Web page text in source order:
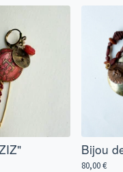
Bijou
80,00€